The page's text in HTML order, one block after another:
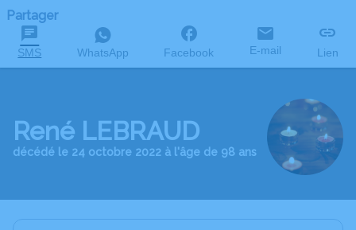
Partager
SMS WhatsApp Facebook E-mail Lien
René LEBRAUD
décédé le 24 octobre 2022 à l'âge de 98 ans